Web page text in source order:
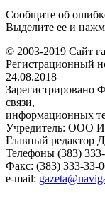
Сообщите об
Выделите ее и
© 2003-2019 Сайт
Регистрационный
24.08.2018
Зарегистрировано
связи,
информационных
Учредитель: ООО
Главный редактор
Телефоны (383)
Факс: (383) 333-33-
e-mail: